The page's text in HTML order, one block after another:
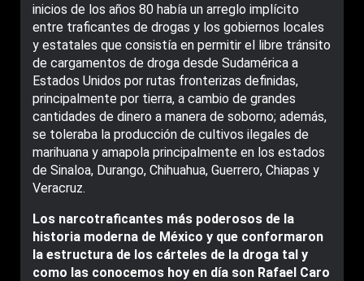
inicios de los años 80 había un arreglo implícito
entre traficantes de drogas y los gobiernos locales
y estatales que consistía en permitir el libre tránsito
de cargamentos de droga desde Sudamérica a
Estados Unidos por rutas fronterizas definidas,
principalmente por tierra, a cambio de grandes
cantidades de dinero a manera de soborno; además,
se toleraba la producción de cultivos ilegales de
marihuana y amapola principalmente en los estados
de Sinaloa, Durango, Chihuahua, Guerrero, Chiapas y
Veracruz.
Los narcotraficantes más poderosos de la
historia moderna de México y que conformaron
la estructura de los cárteles de la droga tal y
como las conocemos hoy en día son Rafael Caro